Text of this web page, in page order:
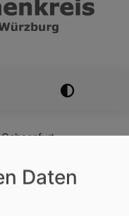
Daten